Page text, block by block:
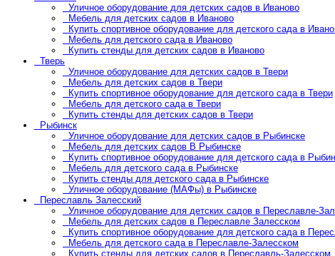
Уличное оборудование для детских садов в Иваново
Мебель для детских садов в Иваново
Купить спортивное оборудование для детского сада в
Мебель для детского сада в Иваново
Купить стенды для детских садов в Иваново
Тверь
Уличное оборудование для детских садов в Твери
Мебель для детских садов в Твери
Купить спортивное оборудование для детского сада в Твери
Мебель для детского сада в Твери
Купить стенды для детских садов в Твери
Рыбинск
Уличное оборудование для детских садов в Рыбинске
Мебель для детских садов В Рыбинске
Купить спортивное оборудование для детского сада в
Мебель для детского сада в Рыбинске
Купить стенды для детского сада в Рыбинске
Уличное оборудование (МАФы) в Рыбинске
Переславль Залесский
Уличное оборудование для детских садов в Переславле-
Мебель для детских садов в Переславле Залесском
Купить спортивное оборудование для детского сада в
Мебель для детского сада в Переславле-Залесском
Купить стенды для детских садов в Переславль-Залесском